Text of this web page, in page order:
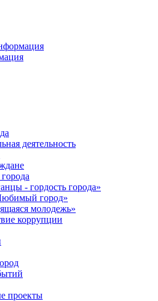
деятельность
- гордость города»
город»
молодежь»
коррупции
проекты